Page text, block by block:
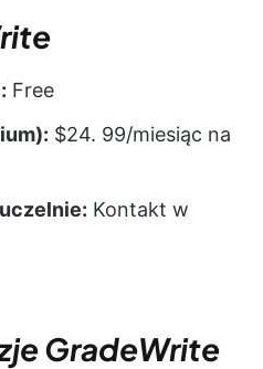
Free
$24. 99/miesiąc na
Kontakt w
GradeWrite